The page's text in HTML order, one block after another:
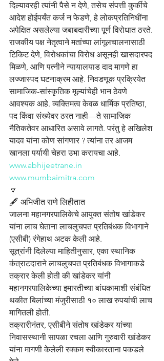
दिल्यावरही त्यांनी पैसे न देणे, तसेच संपत्ती कुर्कीचे
आदेश होईपर्यंत कर्ज न फेडणे, हे लोकप्रतिनिधींना
अपेक्षित असलेल्या जबाबदारीच्या पूर्ण विरोधात ठरते.
राजकीय पक्ष नेतृत्वाने मतांच्या लांगूलचालनासाठी
टिकिट देणे, विरोधकांचा विरोध असूनही खासदारपद
मिळणे, आणि पत्नीने न्यायालयाड दाद मागणे हा
लज्जास्पद घटनाक्रम आहे. निवडणूक प्रक्रियेत
सामाजिक-सांस्कृतिक मूल्यांचेही भान ठेवणे
आवश्यक आहे. व्यक्तिमत्व केवळ धार्मिक प्रतिष्ठा,
पद किंवा संख्येवर ठरत नाही—ते सामाजिक
नैतिकतेवर आधारित असावे लागते. परंतु हे अखिलेश
यादव यांना कोण सांगणार ? त्यांना तर आजम
खानला पर्यायी चेहरा उभा करायचा आहे.
www.abhijeetrane.in
www.mumbaimitra.com
🔽
🖋️ अभिजीत राणे लिहीतात
जालना महानगरपालिकेचे आयुक्त संतोष खांडेकर
यांना लाच घेताना लाचलुचपत प्रतिबंधक विभागाने
(एसीबी) रंगेहाथ अटक केली आहे.
सूत्रांनी दिलेल्या माहितीनुसार, एका स्थानिक
कंत्राटदाराने लाचलुचपत प्रतिबंधक विभागाकडे
तक्रार केली होती की खांडेकर यांनी
महानगरपालिकेच्या इमारतीच्या बांधकामाशी संबंधित
थकीत बिलांच्या मंजुरीसाठी १० लाख रुपयांची लाच
मागितली होती.
तक्रारीनंतर, एसीबीने संतोष खांडेकर यांच्या
निवासस्थानी सापळा रचला आणि गुरुवारी खांडेकर
यांना मागणी केलेली रक्कम स्वीकारताना पकडले